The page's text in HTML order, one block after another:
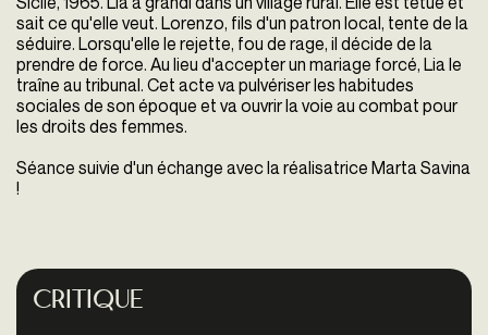
sait ce qu'elle veut. Lorenzo, fils d'un patron local, tente de la
séduire. Lorsqu'elle le rejette, fou de rage, il décide de la
prendre de force. Au lieu d'accepter un mariage forcé, Lia le
traîne au tribunal. Cet acte va pulvériser les habitudes
sociales de son époque et va ouvrir la voie au combat pour
les droits des femmes.
Séance suivie d'un échange avec la réalisatrice Marta Savina
!
Critique